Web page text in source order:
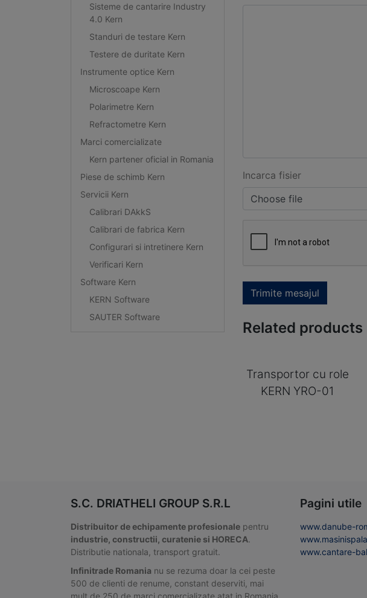
Sisteme de cantarire Industry
4.0 Kern
Standuri de testare Kern
Testere de duritate Kern
Instrumente optice Kern
Microscoape Kern
Polarimetre Kern
Refractometre Kern
Marci comercializate
Kern partener oficial in Romania
Piese de schimb Kern
Servicii Kern
Calibrari DAkkS
Calibrari de fabrica Kern
Configurari si intretinere Kern
Verificari Kern
Software Kern
KERN Software
SAUTER Software
Incarca fisier
Choose file
Trimite mesajul
Related products
Transportor cu role
KERN YRO-01
S.C. DRIATHELI GROUP S.R.L
Distribuitor de echipamente profesionale pentru
industrie, constructii, curatenie si HORECA.
Distributie nationala, transport gratuit.
Infinitrade Romania nu se rezuma doar la cei peste
500 de clienti de renume, constant deserviti, mai
Pagini utile
www.danube-
www.cantare-